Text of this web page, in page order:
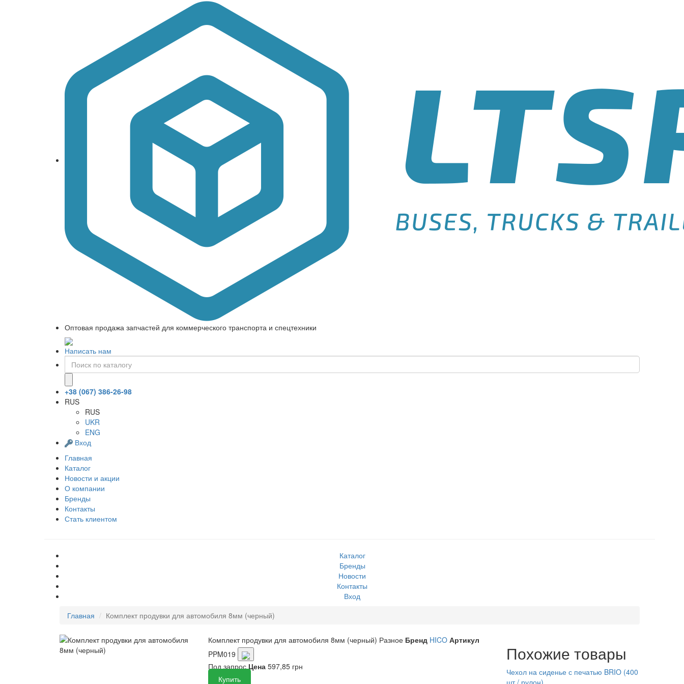
Оптовая продажа запчастей для коммерческого транспорта и спецтехники
Написать нам
+38 (067) 386-26-98
RUS
RUS
UKR
ENG
Вход
Главная
Каталог
Новости и акции
О компании
Бренды
Контакты
Стать клиентом
Каталог
Бренды
Новости
Контакты
Вход
Главная
Комплект продувки для автомобиля 8мм (черный)
Комплект продувки для автомобиля 8мм (черный) Разное Бренд HICO Артикул
PPM019
Под запрос Цена 597,85 грн
Купить
Похожие товары
Чехол на сиденье с печатью BRIO (400